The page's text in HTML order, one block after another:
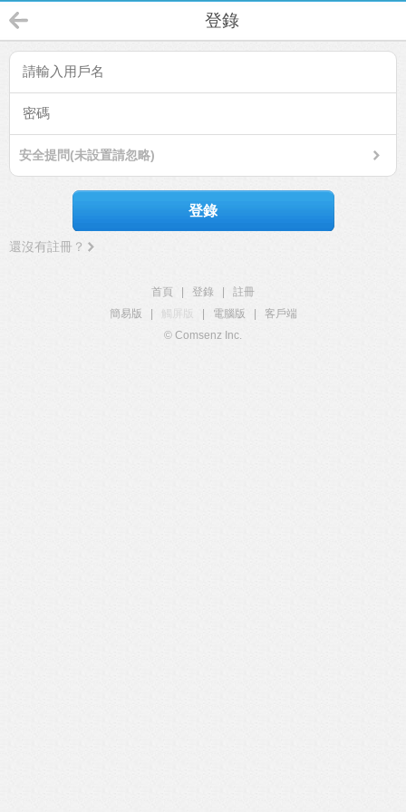
登錄
安全提問(未設置請忽略)
登錄
還沒有註冊？
首頁 登錄
註冊
簡易版
觸屏版 電腦版
客戶端
© Comsenz Inc.